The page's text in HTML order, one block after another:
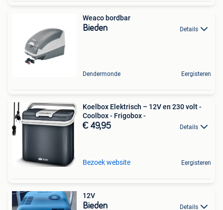
Weaco bordbar
Bieden Details
Dendermonde Eergisteren
Koelbox Elektrisch – 12V en 230 volt -
Coolbox - Frigobox -
€ 49,95 Details
Bezoek website Eergisteren
12V
Bieden Details